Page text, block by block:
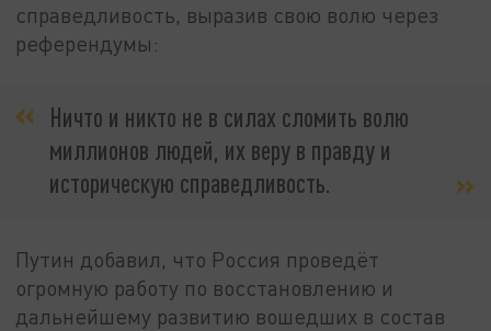
справедливость, выразив свою волю через
референдумы:
Ничто и никто не в силах сломить волю
миллионов людей, их веру в правду и
историческую справедливость.
Путин добавил, что Россия проведёт
огромную работу по восстановлению и
дальнейшему развитию вошедших в состав